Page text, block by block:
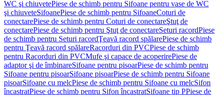
WC şi chiuvetePiese de schimb pentru Sifoane pentru vase de WC
şi chiuveteSifoanePiese de schimb pentru SifoaneCoturi de
conectarePiese de schimb pentru Coturi de conectareŞtuţ de
conectarePiese de schimb pentru Ştuţ de conectareSeturi racordPiese
de schimb pentru Seturi racordŢeavă racord spălarePiese de schimb
pentru Ţeavă racord spălareRacorduri din PVCPiese de schimb
pentru Racorduri din PVCMufe şi capace de acoperirePiese de
adaptor şi de îmbinareSifoane pentru pisoarPiese de schimb pentru
Sifoane pentru pisoarSifoane pisoarPiese de schimb pentru Sifoane
pisoarSifoane cu melcPiese de schimb pentru Sifoane cu melcSifon
încastratPiese de schimb pentru Sifon încastratSifoane tip PPiese de